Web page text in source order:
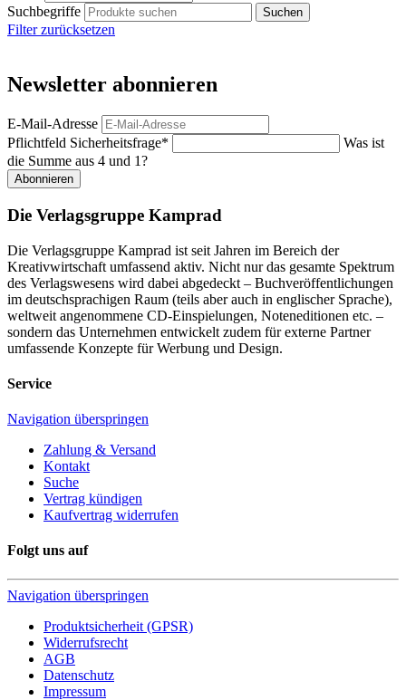
Suchbegriffe
Filter zurücksetzen
Newsletter abonnieren
E-Mail-Adresse
Pflichtfeld Sicherheitsfrage*
Was ist
die Summe aus 4 und 1?
Abonnieren
Die Verlagsgruppe Kamprad
Die Verlagsgruppe Kamprad ist seit Jahren im Bereich der
Kreativwirtschaft umfassend aktiv. Nicht nur das gesamte Spektrum
des Verlagswesens wird dabei abgedeckt – Buchveröffentlichungen
im deutschsprachigen Raum (teils aber auch in englischer Sprache),
weltweit angenommene CD-Einspielungen, Noteneditionen etc. –
sondern das Unternehmen entwickelt zudem für externe Partner
umfassende Konzepte für Werbung und Design.
Service
Navigation überspringen
Zahlung & Versand
Kontakt
Suche
Vertrag kündigen
Kaufvertrag widerrufen
Folgt uns auf
Navigation überspringen
Produktsicherheit (GPSR)
Widerrufsrecht
AGB
Datenschutz
Impressum